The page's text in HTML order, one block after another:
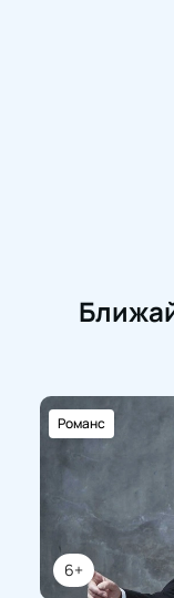
6+
Романс